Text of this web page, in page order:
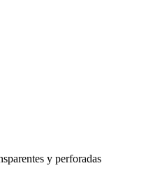
y perforadas